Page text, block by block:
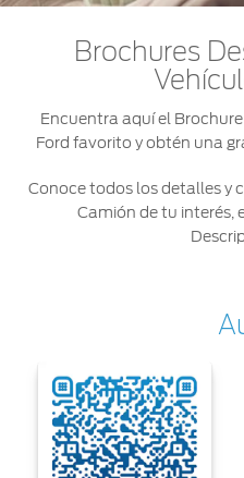
Brochures
Encuentra aquí el
Ford favorito y obtén una
Conoce todos los detalles y
Camión de tu interés,